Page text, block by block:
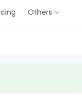
Others